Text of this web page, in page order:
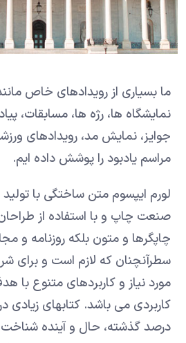
ما بسیاری از رویدادهای خاص
نمایشگاه ها، رژه ها، مسابقات،
جوایز، نمایش مد، رویدادهای
مراسم یادبود را پوشش داده ایم.
لورم ایپسوم متن ساختگی با
صنعت چاپ و با استفاده از
چاپگرها و متون بلکه روزنامه و
سطرآنچنان که لازم است و برای
مورد نیاز و کاربردهای متنوع با
کاربردی می باشد. کتابهای
درصد گذشته، حال و آینده شناخت